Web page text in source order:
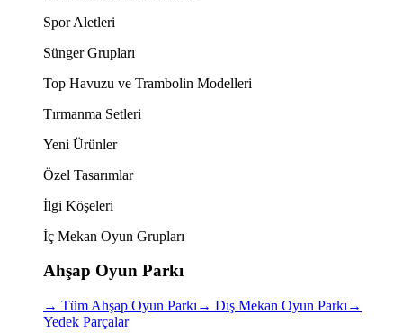
Spor Aletleri
Sünger Grupları
Top Havuzu ve Trambolin Modelleri
Tırmanma Setleri
Yeni Ürünler
Özel Tasarımlar
İlgi Köşeleri
İç Mekan Oyun Grupları
Ahşap Oyun Parkı
→ Tüm Ahşap Oyun Parkı → Dış Mekan Oyun Parkı →
Yedek Parçalar